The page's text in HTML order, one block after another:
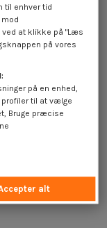
skrue forsænket
Rustfrit stål A2 T25
€ inkl. moms
til enhver tid
at klikke på "Læs
på vores
på en enhed,
profiler til at vælge
Bruge præcise
alt